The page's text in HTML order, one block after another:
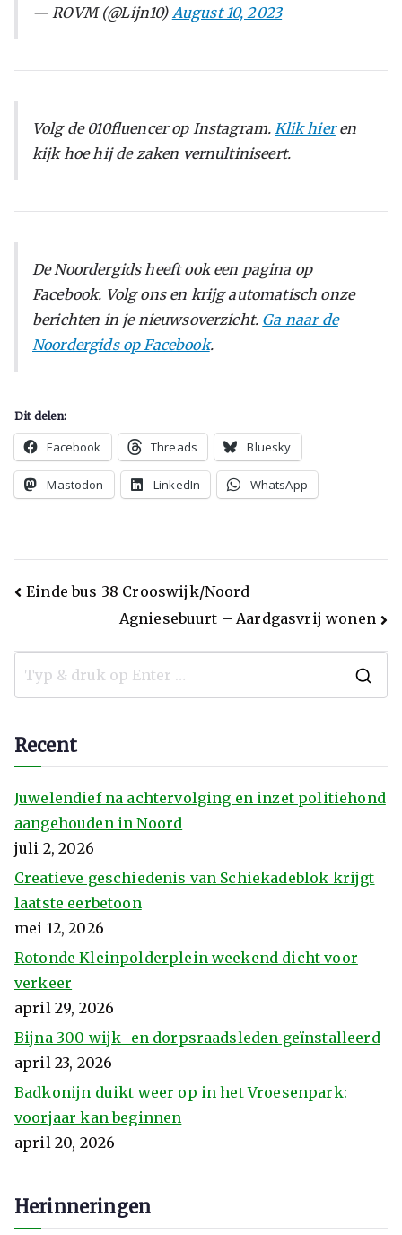
— ROVM (@Lijn10) August 10, 2023
Volg de 010fluencer op Instagram.Klik hieren
kijk hoe hij de zaken vernultiniseert.
De Noordergids heeft ook een pagina op
Facebook. Volg ons en krijg automatisch onze
berichten in je nieuwsoverzicht. Ga naar de
Noordergids op Facebook.
Dit delen:
Facebook Threads Bluesky
Mastodon LinkedIn WhatsApp
Einde bus 38 Crooswijk/Noord
Agniesebuurt – Aardgasvrij wonen
Recent
Juwelendief na achtervolging en inzet politiehond
aangehouden in Noord
juli 2, 2026
Creatieve geschiedenis van Schiekadeblok krijgt
laatste eerbetoon
mei 12, 2026
Rotonde Kleinpolderplein weekend dicht voor
verkeer
april 29, 2026
Bijna 300 wijk- en dorpsraadsleden geïnstalleerd
april 23, 2026
Badkonijn duikt weer op in het Vroesenpark:
voorjaar kan beginnen
april 20, 2026
Herinneringen